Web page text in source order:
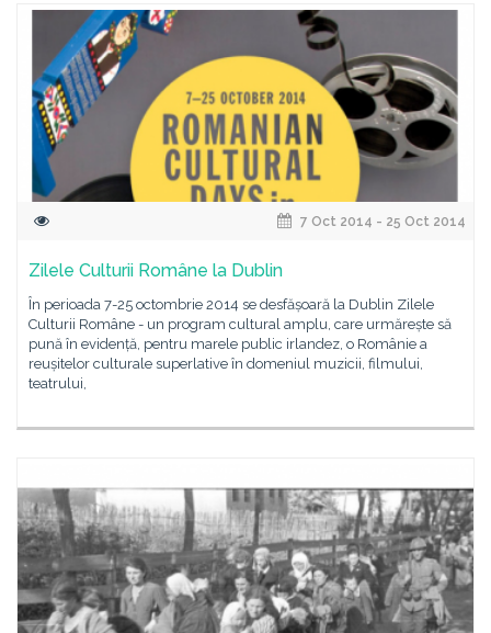
7 Oct 2014 - 25 Oct 2014
Zilele Culturii Române la Dublin
În perioada 7-25 octombrie 2014 se desfășoară la Dublin Zilele
Culturii Române - un program cultural amplu, care urmărește să
pună în evidență, pentru marele public irlandez, o Românie a
reușitelor culturale superlative în domeniul muzicii, filmului,
teatrului,